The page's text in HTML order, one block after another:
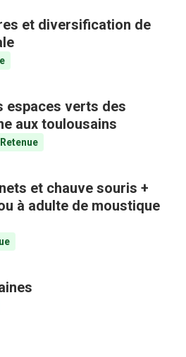
et diversification de
espaces verts des
aux toulousains
Retenue
et chauve souris +
à adulte de moustique